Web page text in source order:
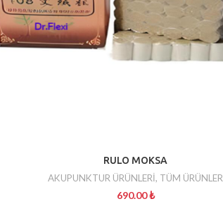
RULO MOKSA
AKUPUNKTUR ÜRÜNLERİ, TÜM ÜRÜNLER
690.00₺